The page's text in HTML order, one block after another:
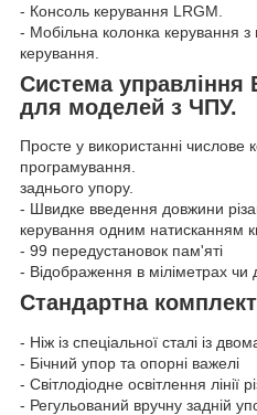
- Консоль керування LRGM.
- Мобільна колонка керування
керування.
Система управління
для моделей з ЧПУ.
Просте у використанні числове
програмування.
заднього упору.
- Швидке введення довжини
керування одним натисканням
- 99 передустановок пам'яті
- Відображення в міліметрах
Стандартна
- Ніж із спеціальної сталі із
- Бічний упор та опорні важелі
- Світлодіодне освітлення лінії
- Регульований вручну задній